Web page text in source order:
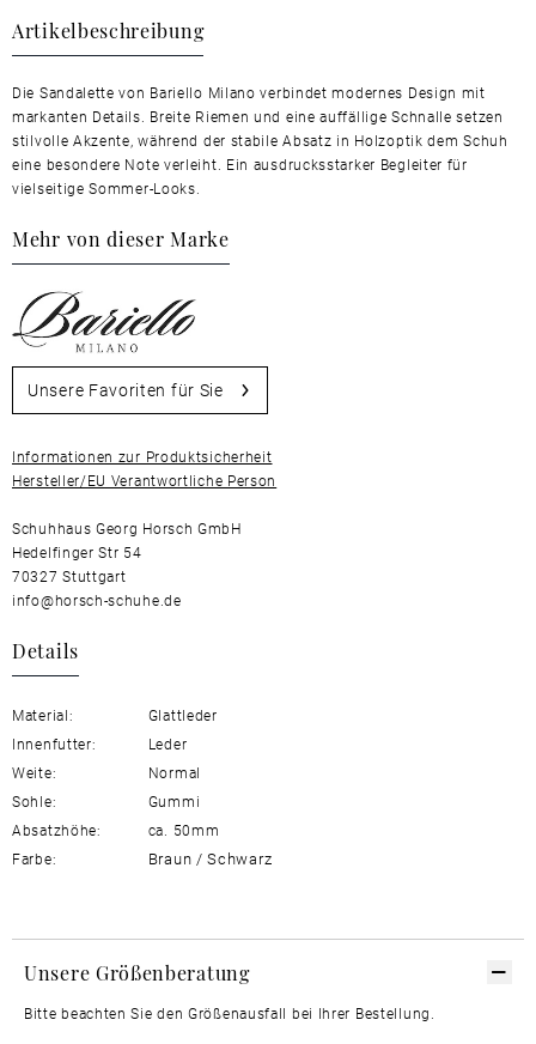
Artikelbeschreibung
Die Sandalette von Bariello Milano verbindet modernes Design mit
markanten Details. Breite Riemen und eine auffällige Schnalle setzen
stilvolle Akzente, während der stabile Absatz in Holzoptik dem Schuh
eine besondere Note verleiht. Ein ausdrucksstarker Begleiter für
vielseitige Sommer-Looks.
Mehr von dieser Marke
Unsere Favoriten für Sie
Informationen zur Produktsicherheit
Hersteller/EU Verantwortliche Person
Schuhhaus Georg Horsch GmbH
Hedelfinger Str 54
70327 Stuttgart
info@horsch-schuhe.de
Details
Material:
Glattleder
Innenfutter:
Leder
Weite:
Normal
Sohle:
Gummi
Absatzhöhe:
ca. 50mm
Farbe:
Braun / Schwarz
Unsere Größenberatung
Bitte beachten Sie den Größenausfall bei Ihrer Bestellung.